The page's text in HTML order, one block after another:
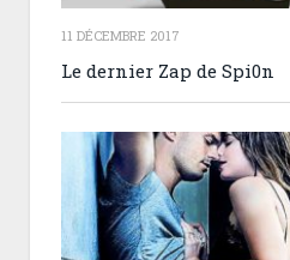
11 DÉCEMBRE 2017
Le dernier Zap de Spi0n